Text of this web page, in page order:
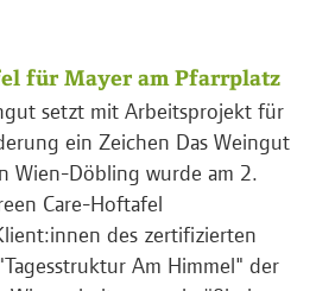
für Mayer am Pfarrplatz
setzt mit Arbeitsprojekt für
ein Zeichen Das Weingut
Wien-Döbling wurde am 2.
Care-Hoftafel
des zertifizierten
Am Himmel" der